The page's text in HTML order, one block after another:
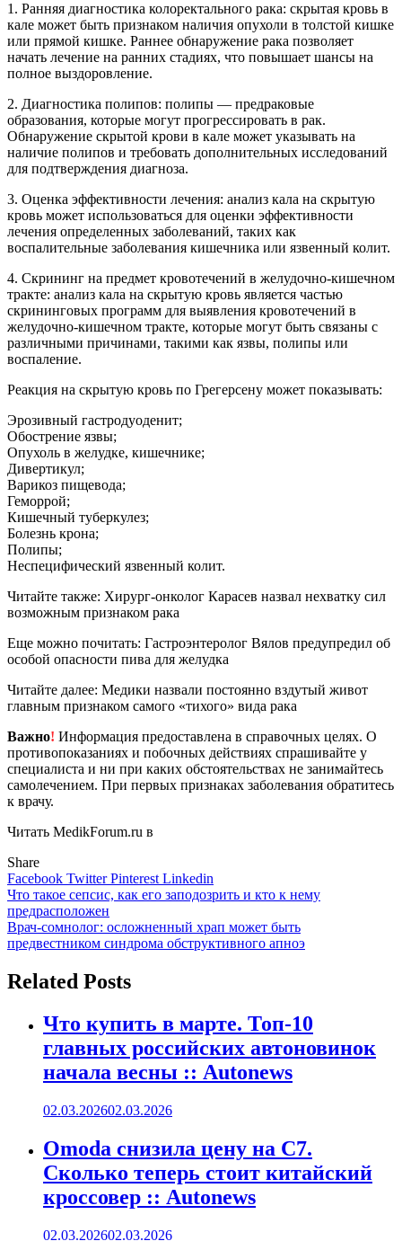
1. Ранняя диагностика колоректального рака: скрытая кровь в
кале может быть признаком наличия опухоли в толстой кишке
или прямой кишке. Раннее обнаружение рака позволяет
начать лечение на ранних стадиях, что повышает шансы на
полное выздоровление.
2. Диагностика полипов: полипы — предраковые
образования, которые могут прогрессировать в рак.
Обнаружение скрытой крови в кале может указывать на
наличие полипов и требовать дополнительных исследований
для подтверждения диагноза.
3. Оценка эффективности лечения: анализ кала на скрытую
кровь может использоваться для оценки эффективности
лечения определенных заболеваний, таких как
воспалительные заболевания кишечника или язвенный колит.
4. Скрининг на предмет кровотечений в желудочно-кишечном
тракте: анализ кала на скрытую кровь является частью
скрининговых программ для выявления кровотечений в
желудочно-кишечном тракте, которые могут быть связаны с
различными причинами, такими как язвы, полипы или
воспаление.
Реакция на скрытую кровь по Грегерсену может показывать:
Эрозивный гастродуоденит;
Обострение язвы;
Опухоль в желудке, кишечнике;
Дивертикул;
Варикоз пищевода;
Геморрой;
Кишечный туберкулез;
Болезнь крона;
Полипы;
Неспецифический язвенный колит.
Читайте также: Хирург-онколог Карасев назвал нехватку сил
возможным признаком рака
Еще можно почитать: Гастроэнтеролог Вялов предупредил об
особой опасности пива для желудка
Читайте далее: Медики назвали постоянно вздутый живот
главным признаком самого «тихого» вида рака
Важно! Информация предоставлена в справочных целях. О
противопоказаниях и побочных действиях спрашивайте у
специалиста и ни при каких обстоятельствах не занимайтесь
самолечением. При первых признаках заболевания обратитесь
к врачу.
Читать MedikForum.ru в
Share
Facebook TwitterPinterest Linkedin
Навигация
по
записям
Что такое сепсис, как его заподозрить и кто к нему
предрасположен
Врач-сомнолог: осложненный храп может быть
предвестником синдрома обструктивного апноэ
Related Posts
Что купить в марте. Топ-10
главных российских автоновинок
начала весны :: Autonews
02.03.202602.03.2026
Omoda снизила цену на C7.
Сколько теперь стоит китайский
кроссовер :: Autonews
02.03.202602.03.2026